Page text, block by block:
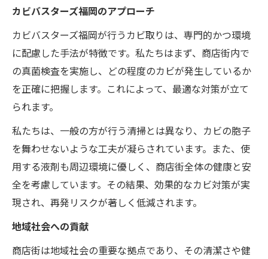
カビバスターズ福岡のアプローチ
カビバスターズ福岡が行うカビ取りは、専門的かつ環境
に配慮した手法が特徴です。私たちはまず、商店街内で
の真菌検査を実施し、どの程度のカビが発生しているか
を正確に把握します。これによって、最適な対策が立て
られます。
私たちは、一般の方が行う清掃とは異なり、カビの胞子
を舞わせないような工夫が凝らされています。また、使
用する液剤も周辺環境に優しく、商店街全体の健康と安
全を考慮しています。その結果、効果的なカビ対策が実
現され、再発リスクが著しく低減されます。
地域社会への貢献
商店街は地域社会の重要な拠点であり、その清潔さや健